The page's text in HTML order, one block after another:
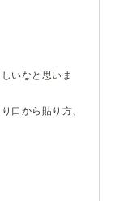
いなと思いま
口から貼り方、